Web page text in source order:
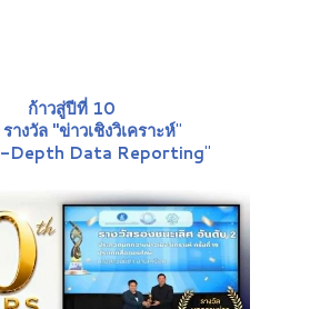
ก้าวสู่ปีที่ 10
างวัล "ข่าวเชิงวิเคราะห์"
Depth Data Reporting"